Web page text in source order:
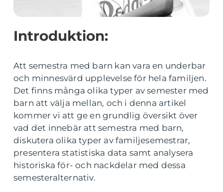
Introduktion:
Att semestra med barn kan vara en underbar
och minnesvärd upplevelse för hela familjen.
Det finns många olika typer av semester med
barn att välja mellan, och i denna artikel
kommer vi att ge en grundlig översikt över
vad det innebär att semestra med barn,
diskutera olika typer av familjesemestrar,
presentera statistiska data samt analysera
historiska för- och nackdelar med dessa
semesteralternativ.